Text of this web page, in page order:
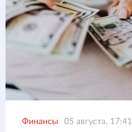
Финансы 05 августа, 17:41